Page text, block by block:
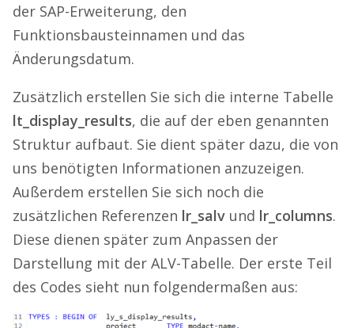
der SAP-Erweiterung, den
Funktionsbausteinnamen und das
Änderungsdatum.
Zusätzlich erstellen Sie sich die interne Tabelle
lt_display_results, die auf der eben genannten
Struktur aufbaut. Sie dient später dazu, die von
uns benötigten Informationen anzuzeigen.
Außerdem erstellen Sie sich noch die
zusätzlichen Referenzen lr_salv und lr_columns.
Diese dienen später zum Anpassen der
Darstellung mit der ALV-Tabelle. Der erste Teil
des Codes sieht nun folgendermaßen aus: